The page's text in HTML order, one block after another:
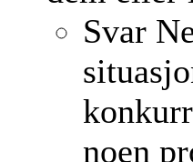
Svar
noen